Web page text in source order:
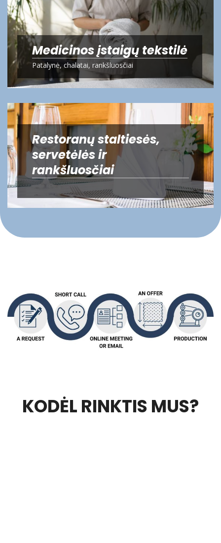
Medicinos įstaigų tekstilė
Patalynė, chalatai, rankšluosčiai
Restoranų staltiesės,
servetėlės ir
rankšluosčiai
KODĖL RINKTIS MUS?